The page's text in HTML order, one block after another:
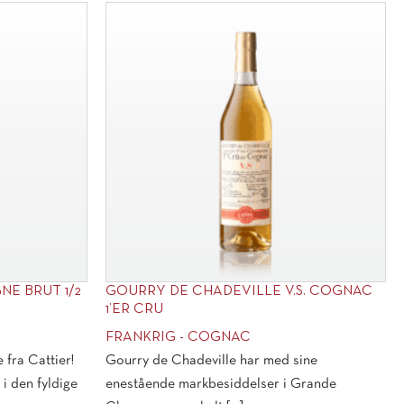
BRUT 1/2
fra Cattier!
i den fyldige
GOURRY DE CHADEVILLE V.S. COGNAC
1’ER CRU
FRANKRIG - COGNAC
Gourry de Chadeville har med sine
enestående markbesiddelser i Grande